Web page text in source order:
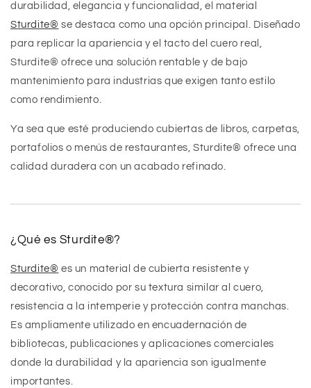
durabilidad, elegancia y funcionalidad, el material
Sturdite® se destaca como una opción principal. Diseñado
para replicar la apariencia y el tacto del cuero real,
Sturdite® ofrece una solución rentable y de bajo
mantenimiento para industrias que exigen tanto estilo
como rendimiento.
Ya sea que esté produciendo cubiertas de libros, carpetas,
portafolios o menús de restaurantes, Sturdite® ofrece una
calidad duradera con un acabado refinado.
¿Qué es Sturdite®?
Sturdite® es un material de cubierta resistente y
decorativo, conocido por su textura similar al cuero,
resistencia a la intemperie y protección contra manchas.
Es ampliamente utilizado en encuadernación de
bibliotecas, publicaciones y aplicaciones comerciales
donde la durabilidad y la apariencia son igualmente
importantes.